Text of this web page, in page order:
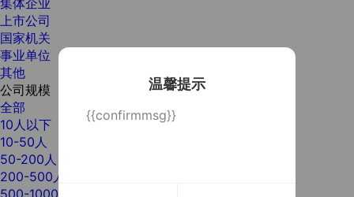
温馨提示
{{confirmmsg}}
上市公司
国家机关
事业单位
其他
公司规模
全部
10人以下
10-50人
50-200人
200-500人
500-1000人